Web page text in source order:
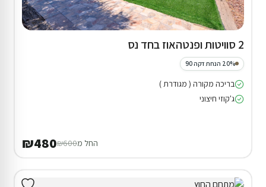
2 סוויטות ופנטהאוז בחד נס
20% הנחת דקה 90
בריכה מקורה ( מגודרת )
ג'קוזי חיצוני
החל מ₪600
₪480